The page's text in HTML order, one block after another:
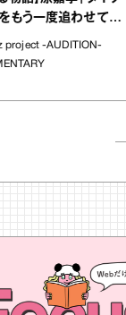
度追わせてく
-AUDITION-